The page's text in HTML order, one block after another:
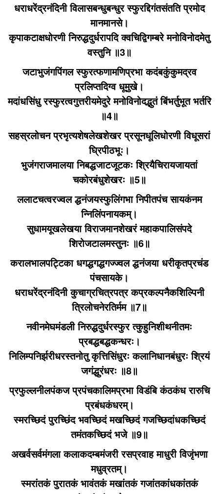
धराधरेंद्रनंदिनी विलासबन्धुबन्धुर स्फुरद्दिगंतसंतति प्रमोद
मानमानसे।
कृपाकटाक्षधोरणी निरुद्धदुर्धरापदि क्वचिद्विगम्बरे मनोविनोदमेतु
वस्तुनि ॥3॥
जटाभुजंगपिंगल स्फुरत्फणामणिप्रभा कदंबकुंकुमद्रव
प्रलिप्तदिग्व धूमुखे।
मदांधसिंधु रस्फुरत्वगुत्तरीयमेदुरे मनोविनोदद्भुतं बिंभर्तुभूत भर्तरि
॥4॥
सहस्रलोचन प्रभृत्यशेषलेखशेखर प्रसूनधूलिधोरणी विधूसरां
घ्रिपीठभूः।
भुजंगराजमालया निबद्धजाटजूटकः श्रियैचिरायजायतां
चकोरबंधुशेखरः ॥5॥
ललाटचत्वरज्वल द्धनंजयस्फुलिंगभा निपीतपंच सायकंनम
न्निलिंपनायकम्‌।
सुधामयूखलेखया विराजमानशेखरं महाकपालिसंपदे
शिरोजटालमस्तुनः ॥6॥
करालभालपट्टिका धगद्धगद्धगज्ज्वल द्धनंजया धरीकृतप्रचंड
पंचसायके।
धराधरेंद्रनंदिनी कुचाग्रचित्रपत्र कप्रकल्पनैकशिल्पिनी
त्रिलोचनेरतिर्मम ॥7॥
नवीनमेघमंडली निरुद्धदुर्धरस्फुर त्कुहुनिशीथनीतमः
प्रबद्धबद्धकन्धरः।
निलिम्पनिर्झरीधरस्तनोतु कृत्तिसिंधुरः कलानिधानबंधुरः श्रियं
जगंद्धुरंधरः ॥8॥
प्रफुल्लनीलपंकज प्रपंचकालिमप्रभा विडंबि कंठकंध रारुचि
प्रबंधकंधरम्‌।
स्मरच्छिदं पुरच्छिंद भवच्छिदं मखच्छिदं गजच्छिदांधकच्छिदं
तमंतकच्छिदं भजे ॥9॥
अखर्वसर्वमंगला कलाकदम्बमंजरी रसप्रवाह माधुरी विजृंभणा
मधुव्रतम्‌।
स्मरांतकं पुरातकं भावंतकं मखांतकं गजांतकांधकांतकं